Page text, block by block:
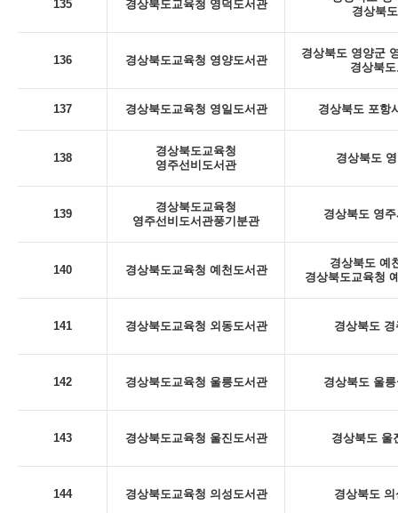
135 경상북도교육청 영덕도서관
경상북
136 경상북도교육청 영양도서관
경상북도 영양군
경상북
137 경상북도교육청 영일도서관 경상북도 포항
138
경상북도교육청
영주선비도서관
경상북도
139
경상북도교육청
영주선비도서관풍기분관
경상북도 영
140 경상북도교육청 예천도서관
경상북도 예
경상북도교육청
141 경상북도교육청 외동도서관 경상북도
142 경상북도교육청 울릉도서관 경상북도 울
143 경상북도교육청 울진도서관 경상북도 울
144 경상북도교육청 의성도서관 경상북도